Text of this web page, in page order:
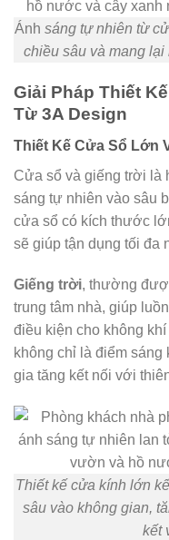
Ánh sáng tự nhiên từ
chiều sâu và mang
Giải Pháp Thiết
Từ 3A Design
Thiết Kế Cửa Sổ Lớn
Cửa sổ và giếng trời là
sáng tự nhiên vào sâu
cửa sổ có kích thước
sẽ giúp tận dụng tối đa
Giếng trời, thường
trung tâm nhà, giúp
điều kiện cho không
không chỉ là điểm sáng
gia tăng kết nối với
Thiết kế cửa kính lớn
sâu vào không gian,
kết